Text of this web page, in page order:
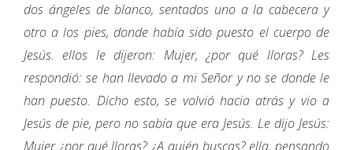
dos ángeles de blanco, sentados uno a la cabecera y
otro a los pies, donde había sido puesto el cuerpo de
Jesús. ellos le dijeron: Mujer, ¿por qué lloras? Les
respondió: se han llevado a mi Señor y no se donde le
han puesto. Dicho esto, se volvió hacia atrás y vio a
Jesús de pie, pero no sabía que era Jesús. Le dijo Jesús:
Mujer ¿por qué lloras? ¿A quién buscas? ella, pensando